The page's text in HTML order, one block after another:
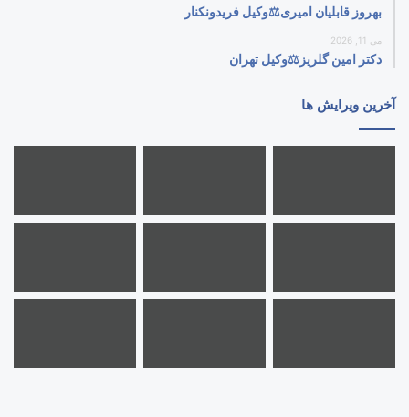
بهروز قابلیان امیری⚖️وکیل فریدونکنار
می 11, 2026
دکتر امین گلریز⚖️وکیل تهران
آخرین ویرایش ها